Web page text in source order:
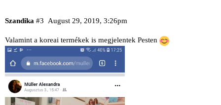
Szandika August 29, 2019, 3:26pm
#3
Valamint a koreai termékek is megjelentek Pesten